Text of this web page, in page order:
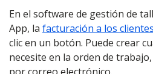
En el software de gestión de
App, la facturación a los clientes
clic en un botón. Puede crear
necesite en la orden de